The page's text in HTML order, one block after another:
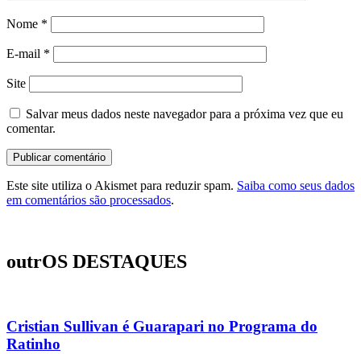
Nome *
E-mail *
Site
Salvar meus dados neste navegador para a próxima vez que eu
comentar.
Este site utiliza o Akismet para reduzir spam. Saiba como seus dados
em comentários são processados.
outrOS DESTAQUES
Cristian Sullivan é Guarapari no Programa do
Ratinho